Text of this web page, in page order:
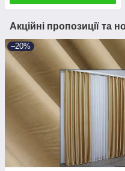
Акційні пропозиції та
–20%